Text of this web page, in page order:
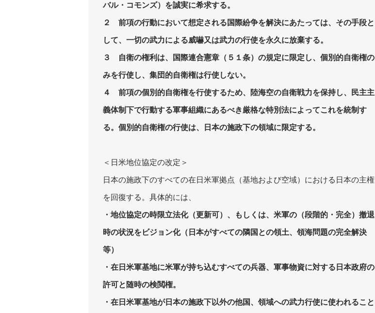
バル・コモンズ）を誠実に希求する。
２ 前項の行動において想定される国際紛争を解決にあたっては、その手段と
して、一切の武力による威嚇又は武力の行使を永久に放棄する。
３ 自衛の権利は、国際連合憲章（５１条）の規定に限定し、個別的自衛権の
みを行使し、集団的自衛権は行使しない。
４ 前項の個別的自衛権を行使するため、陸海空の自衛戦力を保持し、民主主
義体制下で行動する軍事組織にあるべき厳格な特別法によってこれを統制す
る。個別的自衛権の行使は、日本の施政下の領域に限定する。
＜日米地位協定の改定＞
日本の施政下のすべての在日米軍拠点（基地および空域）における日本の主権
を回復する。具体的には、
・地位協定の時限立法化（更新可）、もしくは、米軍の（段階的・完全）撤退
時の状況をビジョン化（日本がすべての隣国との領土、領海問題の完全解決
等）
・在日米軍基地に米軍が持ち込むすべての兵器、軍事物資に対する日本政府の
許可と随時の検閲権。
・在日米軍基地が日本の施政下以外の他国、領域への武力行使に使われること